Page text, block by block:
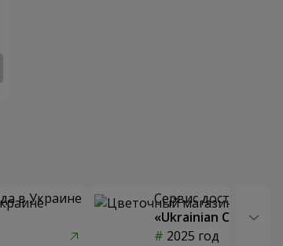
в Украине
Сервис доставки
«Ukrainian Choice»
2025 год